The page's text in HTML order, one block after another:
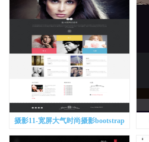
摄影11-宽屏大气时尚摄影bootstrap